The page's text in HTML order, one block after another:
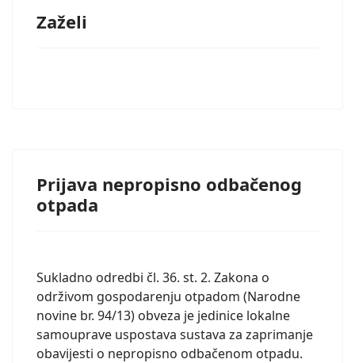
Zaželi
Prijava nepropisno odbačenog
otpada
Sukladno odredbi čl. 36. st. 2. Zakona o
održivom gospodarenju otpadom (Narodne
novine br. 94/13) obveza je jedinice lokalne
samouprave uspostava sustava za zaprimanje
obavijesti o nepropisno odbačenom otpadu.